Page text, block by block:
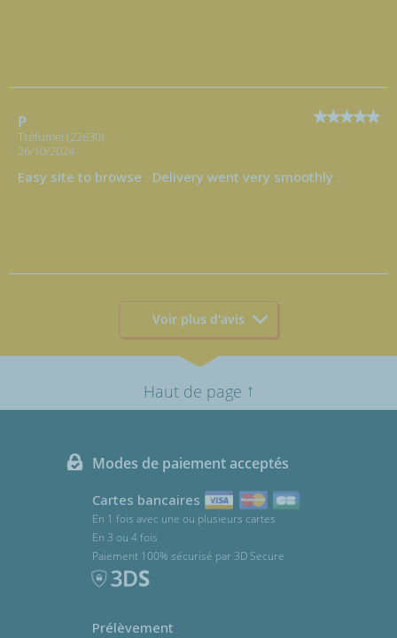
P
Tréfumel (22630)
26/10/2024
Easy site to browse . Delivery went very smoothly .
Voir plus d'avis
Haut de page ↑
Modes de paiement acceptés
Cartes bancaires
En 1 fois avec une ou plusieurs cartes
En 3 ou 4 fois
Paiement 100% sécurisé par 3D Secure
Prélèvement